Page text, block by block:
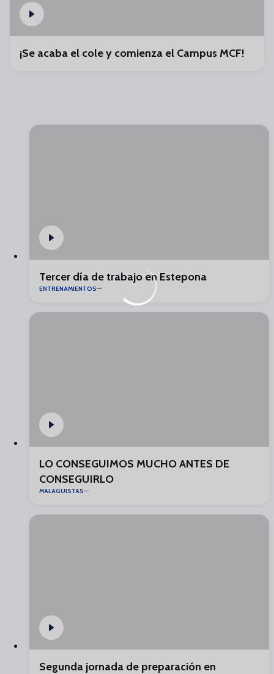
¡Se acaba el cole y comienza el Campus MCF!
Tercer día de trabajo en Estepona
ENTRENAMIENTOS
LO CONSEGUIMOS MUCHO ANTES DE
CONSEGUIRLO
MALAGUISTAS
Segunda jornada de preparación en